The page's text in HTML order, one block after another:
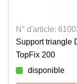
N° d'article:
Support triangle
TopFix 200
disponible